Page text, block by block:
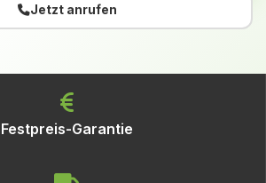
Jetzt anrufen
Festpreis-Garantie